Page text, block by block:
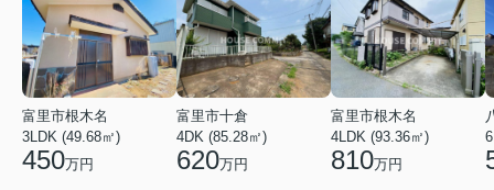
富里市根木名
3LDK (49.68㎡)
450万円
富里市十倉
4DK (85.28㎡)
620万円
富里市根木名
4LDK (93.36㎡)
810万円